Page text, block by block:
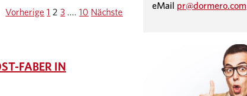
Vorherige 1 2 3 .... 10 Nächste
FABER IN
eMail pr@dormero.com